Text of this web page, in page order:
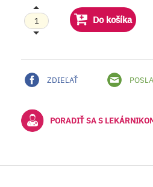
Do košíka
ZDIEĽAŤ
PORADIŤ SA S